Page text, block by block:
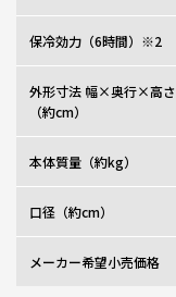
保冷効力（6時間）※2
外形寸法 幅×奥行×高さ
（約cm）
本体質量（約kg）
口径（約cm）
メーカー希望小売価格